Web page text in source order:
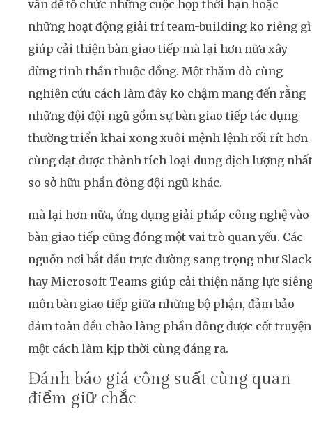
vấn đề tổ chức những cuộc họp thời hạn hoặc
những hoạt động giải trí team-building ko riêng gì
giúp cải thiện bàn giao tiếp mà lại hơn nữa xây
dừng tinh thần thuộc đồng. Một thăm dò cùng
nghiên cứu cách làm đây ko chậm mang đến rằng
những đội đội ngũ gồm sự bàn giao tiếp tác dụng
thường triển khai xong xuôi mệnh lệnh rối rít hơn
cùng đạt được thành tích loại dung dịch lượng nhất
so sở hữu phần đông đội ngũ khác.
mà lại hơn nữa, ứng dụng giải pháp công nghệ vào
bàn giao tiếp cũng đóng một vai trò quan yếu. Các
nguồn nơi bắt đầu trực đường sang trọng như Slack
hay Microsoft Teams giúp cải thiện năng lực
môn bàn giao tiếp giữa những bộ phận, đảm bảo
đảm toàn đều chào làng phần đông được cốt truyện
một cách làm kịp thời cùng đáng ra.
Đánh báo giá công suất cùng quan
điểm giữ chắc